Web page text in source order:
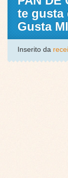
te gusta
Gusta
Inserito da